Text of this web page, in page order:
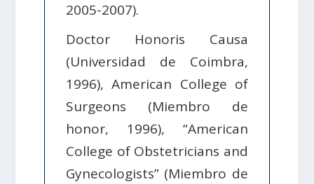
2005-2007).
Doctor Honoris Causa
(Universidad de Coimbra,
1996), American College of
Surgeons (Miembro de
honor, 1996), “American
College of Obstetricians and
Gynecologists” (Miembro de